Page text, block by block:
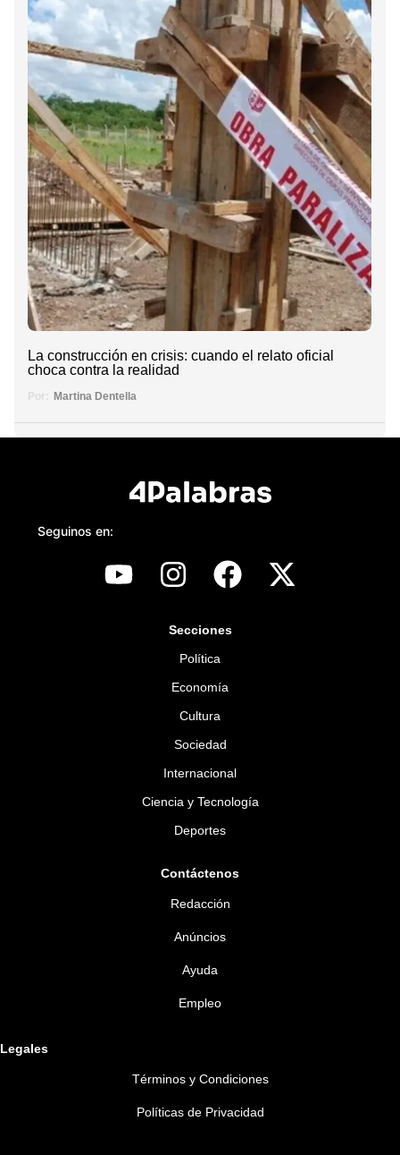
La construcción en crisis: cuando el relato oficial
choca contra la realidad
Por: Martina Dentella
Seguinos en:
Secciones
Política
Economía
Cultura
Sociedad
Internacional
Ciencia y Tecnología
Deportes
Contáctenos
Redacción
Anúncios
Ayuda
Empleo
Legales
Términos y Condiciones
Políticas de Privacidad